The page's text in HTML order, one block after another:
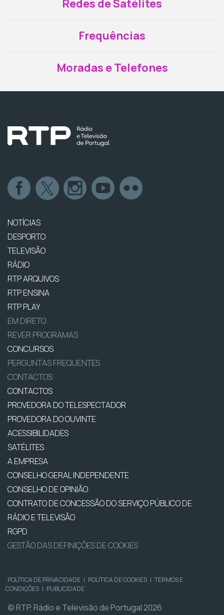
Redes de Satélites
Frequências
Moradas e Telefones
NOTÍCIAS
DESPORTO
TELEVISÃO
RÁDIO
RTP ARQUIVOS
RTP ENSINA
RTP PLAY
EM DIRETO
REVER PROGRAMAS
CONCURSOS
PERGUNTAS FREQUENTES
CONTACTOS
CONTACTOS
PROVEDORA DO TELESPECTADOR
PROVEDORA DO OUVINTE
ACESSIBILIDADES
SATÉLITES
A EMPRESA
CONSELHO GERAL INDEPENDENTE
CONSELHO DE OPINIÃO
CONTRATO DE CONCESSÃO DO SERVIÇO PÚBLICO DE
RÁDIO E TELEVISÃO
RGPD
GESTÃO DAS DEFINIÇÕES DE COOKIES
POLÍTICA DE PRIVACIDADE | POLÍTICA DE COOKIES | TERMOS E
CONDIÇÕES | PUBLICIDADE
© RTP, Rádio e Televisão de Portugal 2026